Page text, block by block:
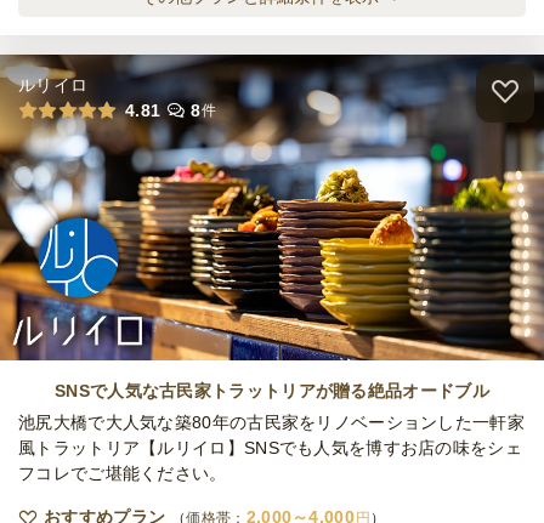
ズ
有機野菜&お魚の本格和食デリバリーLサイ
ズ
オードブル
3,900円 /人
有機野菜&カラフルミニバーガーケータリン
グS
ケータリング 3,250円/人
有機野菜&カラフルミニバーガーケータリン
ケータリング
3,700円/人
ルリイロ
4.81
8件
SNSで人気な古民家トラットリアが贈る絶品オードブル
池尻大橋で大人気な築80年の古民家をリノベーションした一軒家
風トラットリア【ルリイロ】SNSでも人気を博すお店の味をシェ
フコレでご堪能ください。
おすすめプラン 価格帯： 2,000～4,000 円